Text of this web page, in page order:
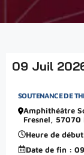
09 Juil
SOUTENANCE DE
Amphithéâtre
Fresnel, 57070
Heure de
Date de fin :